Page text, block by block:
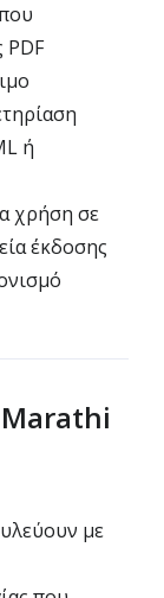
PDF
ή
χρήση σε
έκδοσης
Marathi
με